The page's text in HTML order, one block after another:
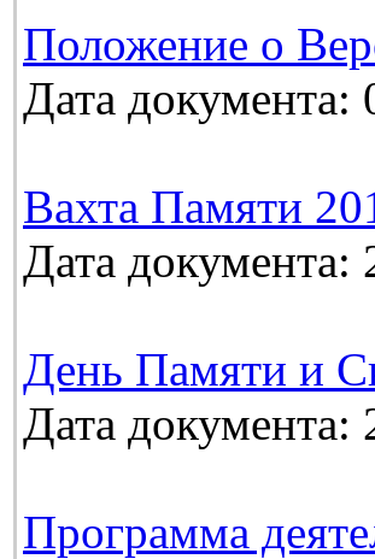
Положение о
Дата документа:
Вахта Памяти
Дата документа:
День Памяти и
Дата документа:
Программа